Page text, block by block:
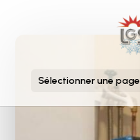
Sélectionner une page